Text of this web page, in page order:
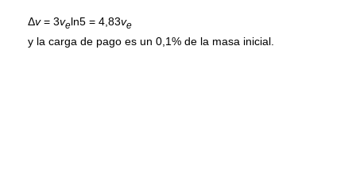
Δv= 3veln5 = 4,83ve
y la carga de pago es un 0,1% de la masa inicial.